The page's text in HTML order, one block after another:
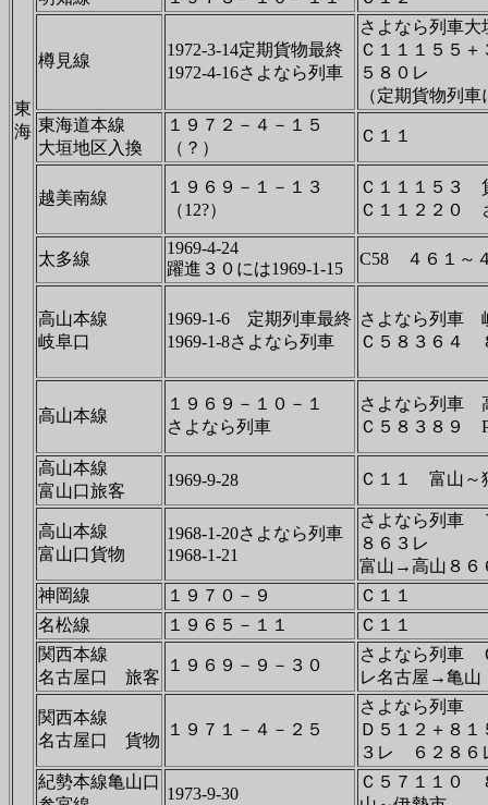
東
海
樽見線
1972-3-14定期貨物最終
1972-4-16さよなら列車
さよなら列車
Ｃ１１１５５
５８０レ
（定期貨物列
東海道本線
大垣地区入換
１９７２－４－１５
（？）
Ｃ１１
越美南線
１９６９－１－１３
（12?）
Ｃ１１１５３
Ｃ１１２２０
太多線
1969-4-24
躍進３０には1969-1-15
C58 ４６１～
高山本線
岐阜口
1969-1-6 定期列車最終
1969-1-8さよなら列車
さよなら列車
Ｃ５８３６４
高山本線
１９６９－１０－１
さよなら列車
さよなら列車
Ｃ５８３８９
高山本線
富山口旅客
1969-9-28 Ｃ１１ 富山～
高山本線
富山口貨物
1968-1-20さよなら列車
1968-1-21
さよなら列車
８６３レ
富山→高山８６
神岡線
１９７０－９
Ｃ１１
名松線
１９６５－１１
Ｃ１１
関西本線
名古屋口 旅客
１９６９－９－３０
さよなら列車
レ名古屋→亀山
関西本線
名古屋口 貨物
１９７１－４－２５
さよなら列車
Ｄ５１２＋８
３レ ６２８６
紀勢本線亀山口
1973-9-30
Ｃ５７１１０